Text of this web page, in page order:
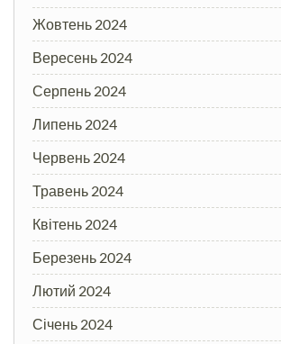
Жовтень 2024
Вересень 2024
Серпень 2024
Липень 2024
Червень 2024
Травень 2024
Квітень 2024
Березень 2024
Лютий 2024
Січень 2024